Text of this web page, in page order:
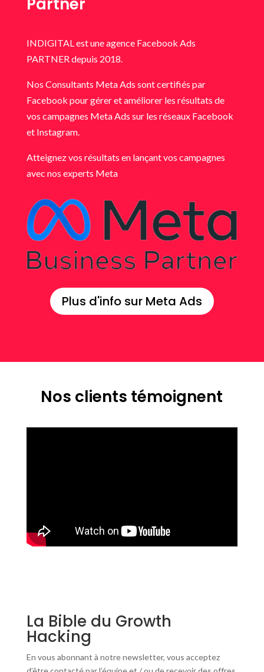
INDIGITAL est une agence Facebook Ads
PARTNER depuis 2018.
Nos Consultants Meta Ads sont certifiés par
Facebook pour gérer et améliorer les résultats de
vos campagnes Meta Ads sur les réseaux Facebook
et Instagram.
Atteignez vos résultats en lançant vos campagnes
avec nos experts Meta
Plus d'info sur Meta Ads
Nos clients témoignent
La Bible du Growth
Hacking
En vous abonnant à notre newsletter, vous acceptez